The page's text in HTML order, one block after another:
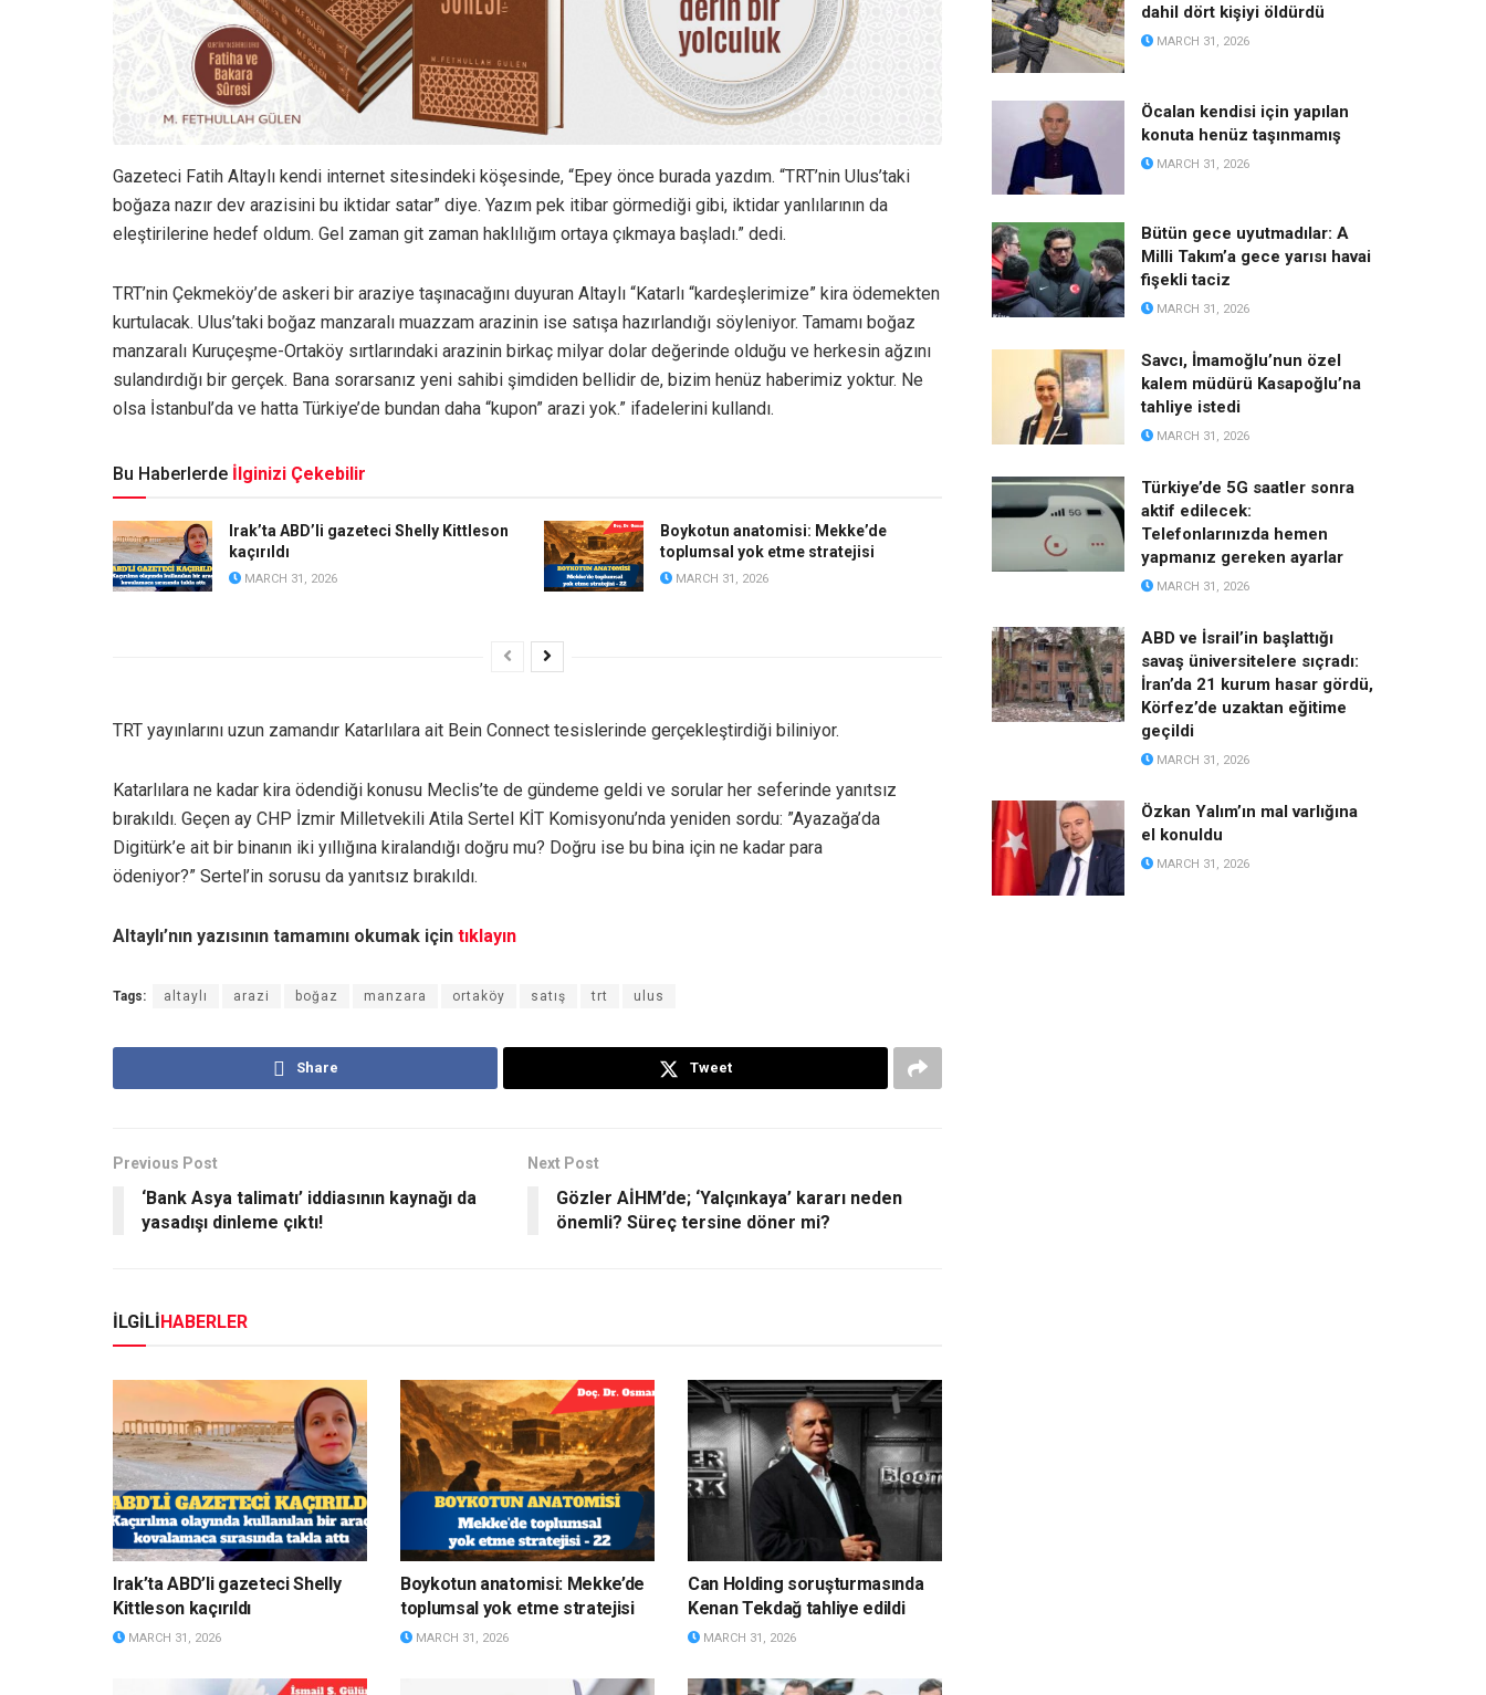
Gazeteci Fatih Altaylı kendi internet sitesindeki köşesinde, “Epey önce burada yazdım. “TRT’nin Ulus’taki
boğaza nazır dev arazisini bu iktidar satar” diye. Yazım pek itibar görmediği gibi, iktidar yanlılarının da
eleştirilerine hedef oldum. Gel zaman git zaman haklılığım ortaya çıkmaya başladı.” dedi.
TRT’nin Çekmeköy’de askeri bir araziye taşınacağını duyuran Altaylı “Katarlı “kardeşlerimize” kira ödemekten
kurtulacak. Ulus’taki boğaz manzaralı muazzam arazinin ise satışa hazırlandığı söyleniyor. Tamamı boğaz
manzaralı Kuruçeşme-Ortaköy sırtlarındaki arazinin birkaç milyar dolar değerinde olduğu ve herkesin ağzını
sulandırdığı bir gerçek. Bana sorarsanız yeni sahibi şimdiden bellidir de, bizim henüz haberimiz yoktur. Ne
olsa İstanbul’da ve hatta Türkiye’de bundan daha “kupon” arazi yok.” ifadelerini kullandı.
Bu Haberlerde İlginizi Çekebilir
Irak’ta ABD’li gazeteci Shelly Kittleson
kaçırıldı
MARCH 31, 2026
Boykotun anatomisi: Mekke’de
toplumsal yok etme stratejisi
MARCH 31, 2026
TRT yayınlarını uzun zamandır Katarlılara ait Bein Connect tesislerinde gerçekleştirdiği biliniyor.
Katarlılara ne kadar kira ödendiği konusu Meclis’te de gündeme geldi ve sorular her seferinde yanıtsız
bırakıldı. Geçen ay CHP İzmir Milletvekili Atila Sertel KİT Komisyonu’nda yeniden sordu: ”Ayazağa’da
Digitürk’e ait bir binanın iki yıllığına kiralandığı doğru mu? Doğru ise bu bina için ne kadar para
ödeniyor?” Sertel’in sorusu da yanıtsız bırakıldı.
Altaylı’nın yazısının tamamını okumak için tıklayın
Tags: altaylı arazi boğaz manzara ortaköy satış trt ulus
Share Tweet
Previous Post
‘Bank Asya talimatı’ iddiasının kaynağı da
yasadışı dinleme çıktı!
Next Post
Gözler AİHM’de; ‘Yalçınkaya’ kararı neden
önemli? Süreç tersine döner mi?
İLGİLİHABERLER
Irak’ta ABD’li gazeteci Shelly
Kittleson kaçırıldı
MARCH 31, 2026
Boykotun anatomisi: Mekke’de
toplumsal yok etme stratejisi
MARCH 31, 2026
Can Holding soruşturmasında
Kenan Tekdağ tahliye edildi
MARCH 31, 2026
dahil dört kişiyi öldürdü
MARCH 31, 2026
Öcalan kendisi için yapılan
konuta henüz taşınmamış
MARCH 31, 2026
Bütün gece uyutmadılar: A
Milli Takım’a gece yarısı havai
fişekli taciz
MARCH 31, 2026
Savcı, İmamoğlu’nun özel
kalem müdürü Kasapoğlu’na
tahliye istedi
MARCH 31, 2026
Türkiye’de 5G saatler sonra
aktif edilecek:
Telefonlarınızda hemen
yapmanız gereken ayarlar
MARCH 31, 2026
ABD ve İsrail’in başlattığı
savaş üniversitelere sıçradı:
İran’da 21 kurum hasar gördü,
Körfez’de uzaktan eğitime
geçildi
MARCH 31, 2026
Özkan Yalım’ın mal varlığına
el konuldu
MARCH 31, 2026